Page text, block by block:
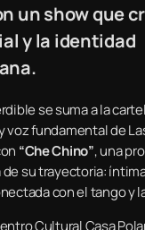
un show que
y la identidad
se suma a la
voz fundamental de
“Che Chino”, una
su trayectoria:
con el tango y
Cultural Casa